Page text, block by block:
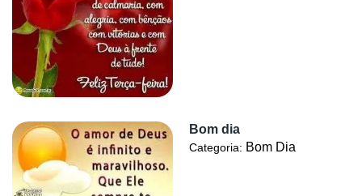
Bom dia
Categoria: Bom Dia